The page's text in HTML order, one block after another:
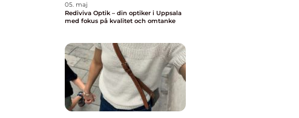
05. maj
Rediviva Optik – din optiker i Uppsala
med fokus på kvalitet och omtanke